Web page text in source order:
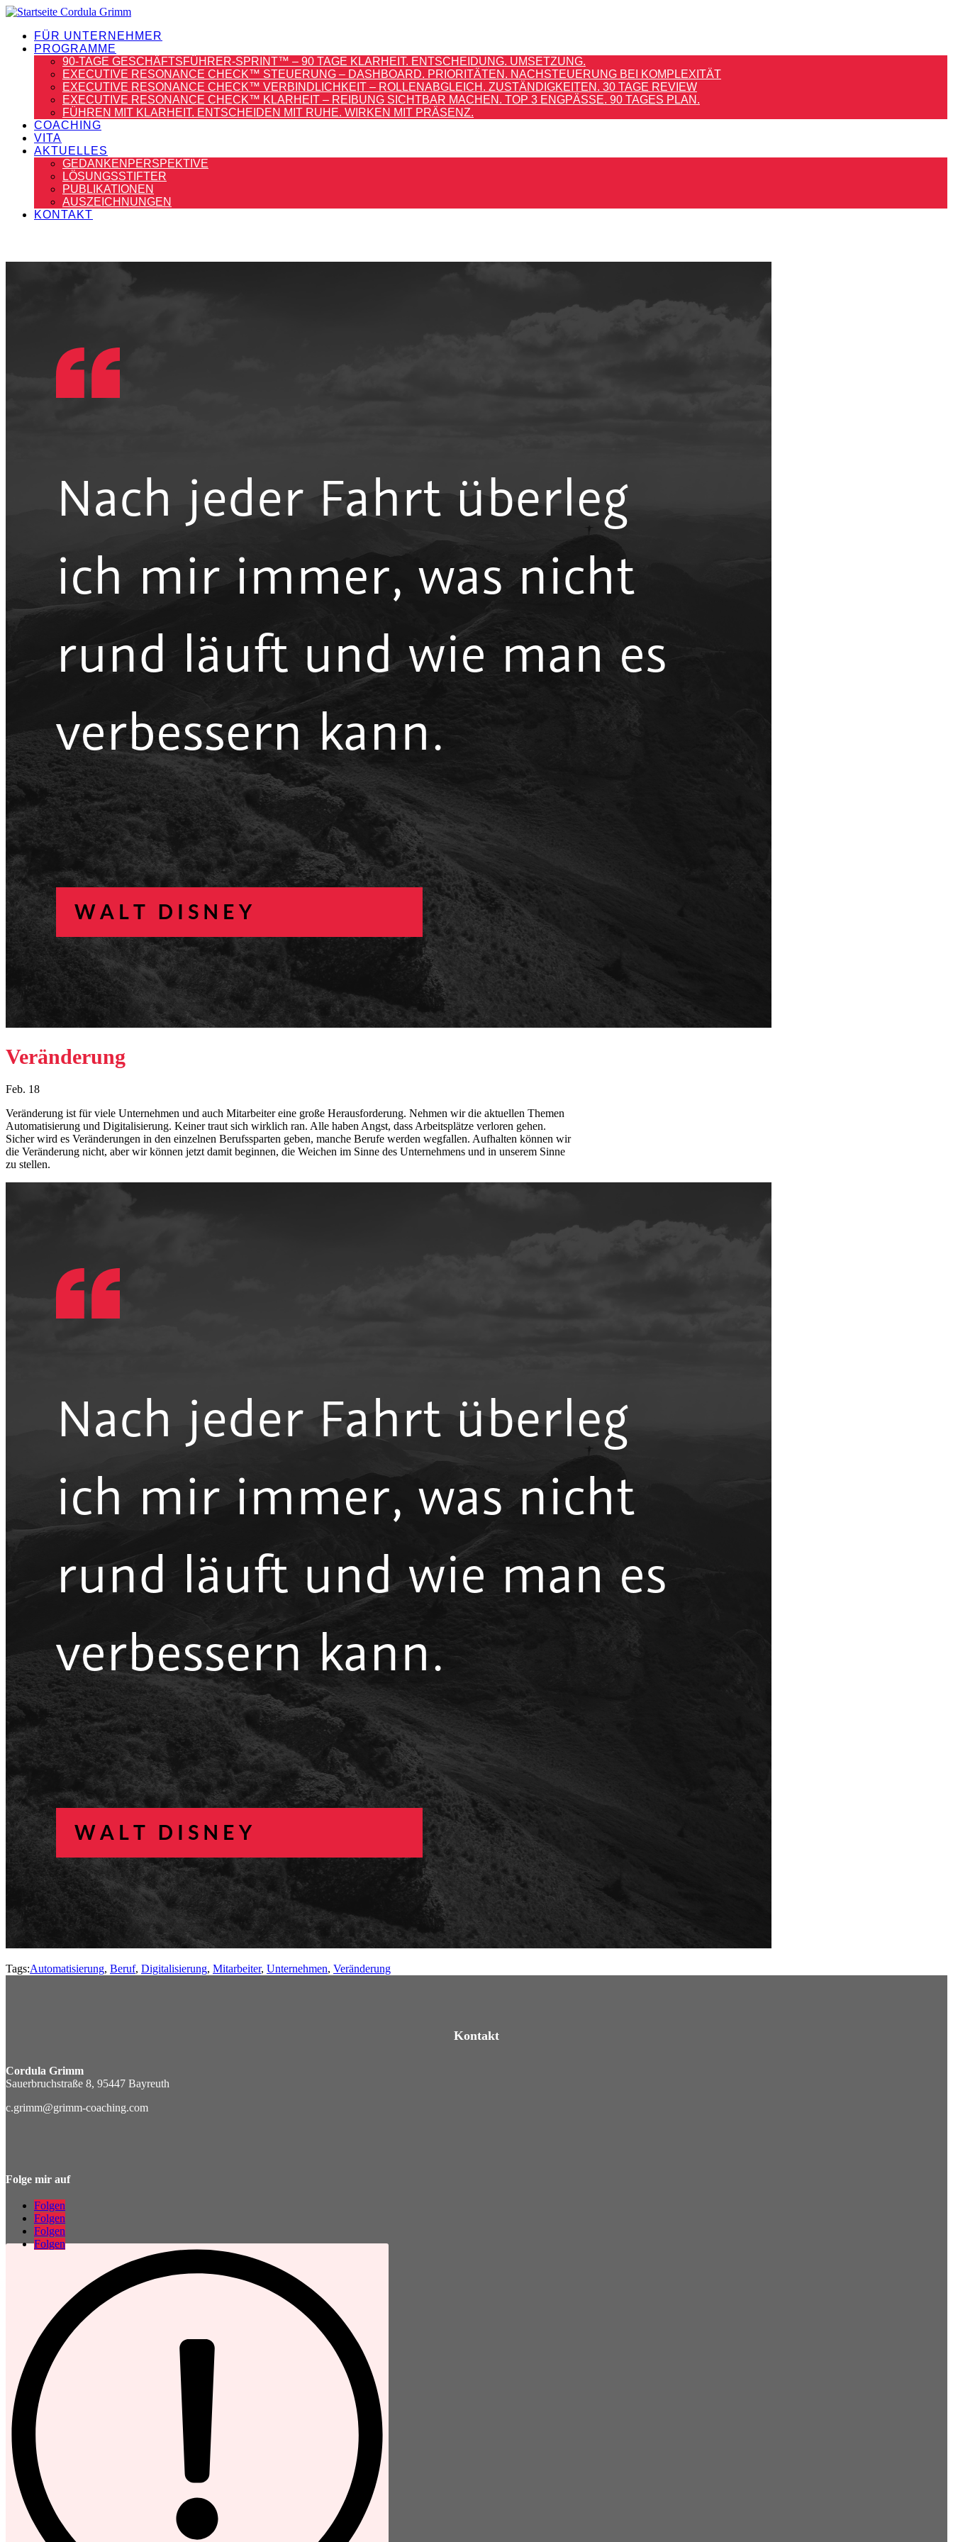
FÜR UNTERNEHMER
PROGRAMME
90-TAGE GESCHÄFTSFÜHRER-SPRINT™ – 90 TAGE KLARHEIT. ENTSCHEIDUNG. UMSETZUNG.
EXECUTIVE RESONANCE CHECK™ STEUERUNG – DASHBOARD. PRIORITÄTEN. NACHSTEUERUNG BEI KOMPLEXITÄT
EXECUTIVE RESONANCE CHECK™ VERBINDLICHKEIT – ROLLENABGLEICH. ZUSTÄNDIGKEITEN. 30 TAGE REVIEW
EXECUTIVE RESONANCE CHECK™ KLARHEIT – REIBUNG SICHTBAR MACHEN. TOP 3 ENGPÄSSE. 90 TAGES PLAN.
FÜHREN MIT KLARHEIT. ENTSCHEIDEN MIT RUHE. WIRKEN MIT PRÄSENZ.
COACHING
VITA
AKTUELLES
GEDANKENPERSPEKTIVE
LÖSUNGSSTIFTER
PUBLIKATIONEN
AUSZEICHNUNGEN
KONTAKT
Veränderung
Feb. 18
Veränderung ist für viele Unternehmen und auch Mitarbeiter eine große Herausforderung. Nehmen wir die aktuellen Themen
Automatisierung und Digitalisierung. Keiner traut sich wirklich ran. Alle haben Angst, dass Arbeitsplätze verloren gehen.
Sicher wird es Veränderungen in den einzelnen Berufssparten geben, manche Berufe werden wegfallen. Aufhalten können wir
die Veränderung nicht, aber wir können jetzt damit beginnen, die Weichen im Sinne des Unternehmens und in unserem Sinne
zu stellen.
Tags:Automatisierung, Beruf, Digitalisierung, Mitarbeiter, Unternehmen, Veränderung
Kontakt
Cordula Grimm
Sauerbruchstraße 8, 95447 Bayreuth
c.grimm@grimm-coaching.com
Folge mir auf
Folgen
Folgen
Folgen
Folgen